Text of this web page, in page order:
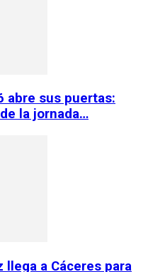
abre sus puertas:
la jornada…
llega a Cáceres para